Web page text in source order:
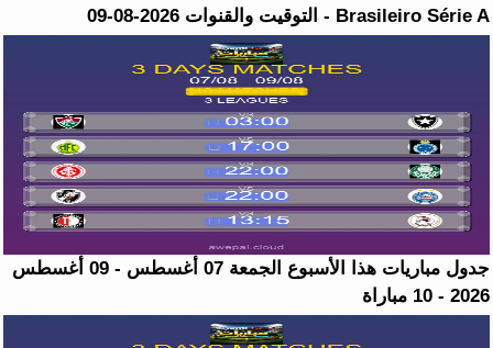
Brasileiro Série A - التوقيت والقنوات 2026-08-09
جدول مباريات هذا الأسبوع الجمعة 07 أغسطس - 09 أغسطس
2026 - 10 مباراة